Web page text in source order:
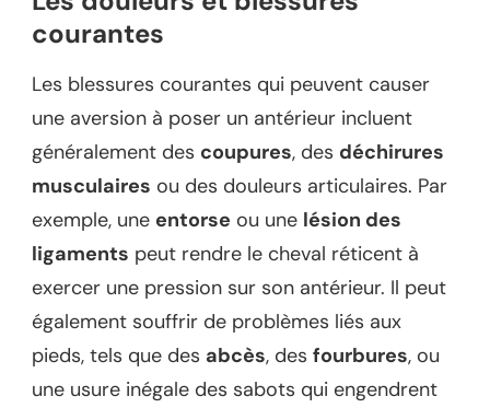
courantes
Les blessures courantes qui peuvent causer
une aversion à poser un antérieur incluent
généralement des coupures, des déchirures
musculaires ou des douleurs articulaires. Par
exemple, une entorse ou une lésion des
ligaments peut rendre le cheval réticent à
exercer une pression sur son antérieur. Il peut
également souffrir de problèmes liés aux
pieds, tels que des abcès, des fourbures, ou
une usure inégale des sabots qui engendrent